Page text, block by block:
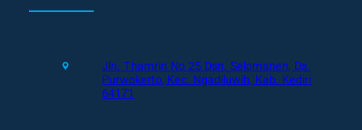
Jln. Thamrin No 25 Dsn. Selomanen, Ds.
Purwokerto, Kec. Ngadiluwih, Kab. Kediri
64171